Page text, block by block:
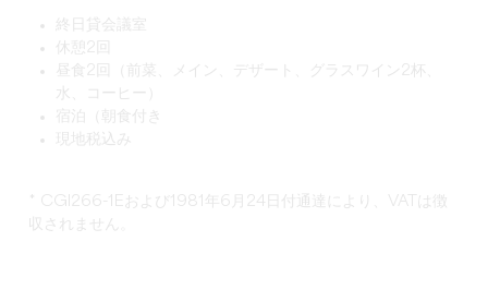
終日貸会議室
昼食2回（前菜、メイン、デザート、グラスワイン2杯、
水、コーヒー）
宿泊（朝食付き
現地税込み
* CGI266-1Eおよび1981年6月24日付通達により、VATは徴
収されません。